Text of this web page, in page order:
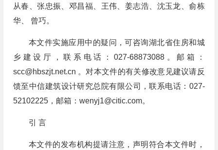
从春、张忠振、邓昌福、王伟、姜志浩、沈玉龙、俞栋
华、 曾巧。
本文件实施应用中的疑问，可咨询湖北省住房和城
乡建设厅，联系电话：027-68873088。邮箱：
scc@hbszjt.net.cn 。对本文件的有关修改意见建议请反
馈至中信建筑设计研究总院有限公司，联系电话：027-
52102225，邮箱： wenyj1@citic.com。
引 言
本文件的发布机构提请注意，声明符合本文件时，